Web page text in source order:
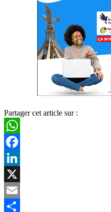
Partager cet article sur :
WhatsApp
Facebook
LinkedIn
X
Email